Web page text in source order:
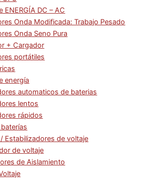
ENERGÍA DC – AC
Onda Modificada: Trabajo Pesado
Onda Seno Pura
+ Cargador
portátiles
energía
automaticos de baterias
lentos
rápidos
Estabilizadores de voltaje
de voltaje
de Aislamiento